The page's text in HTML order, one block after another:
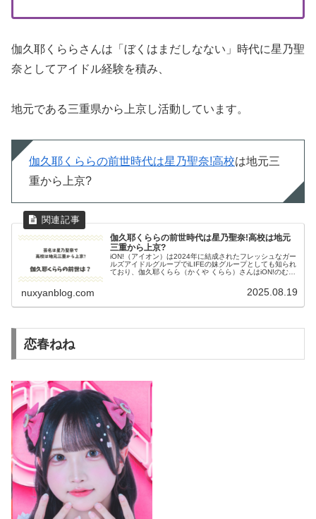
伽久耶くららさんは「ぼくはまだしなない」時代に星乃聖
奈としてアイドル経験を積み、
地元である三重県から上京し活動しています。
伽久耶くららの前世時代は星乃聖奈!高校は地元三
重から上京?
伽久耶くららの前世時代は星乃聖奈!高校は地元
三重から上京?
iON!（アイオン）は2024年に結成されたフレッシュなガー
ルズアイドルグループでiLIFEの妹グループとしても知られ
ており、伽久耶くらら（かくや くらら）さんはiON!のむら
nuxyanblog.com 2025.08.19
恋春ねね